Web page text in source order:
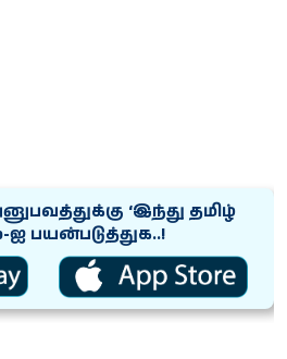
‘இந்து தமிழ்
ஐ பயன்படுத்துக..!